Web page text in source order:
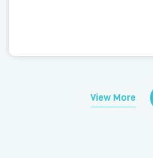
View More